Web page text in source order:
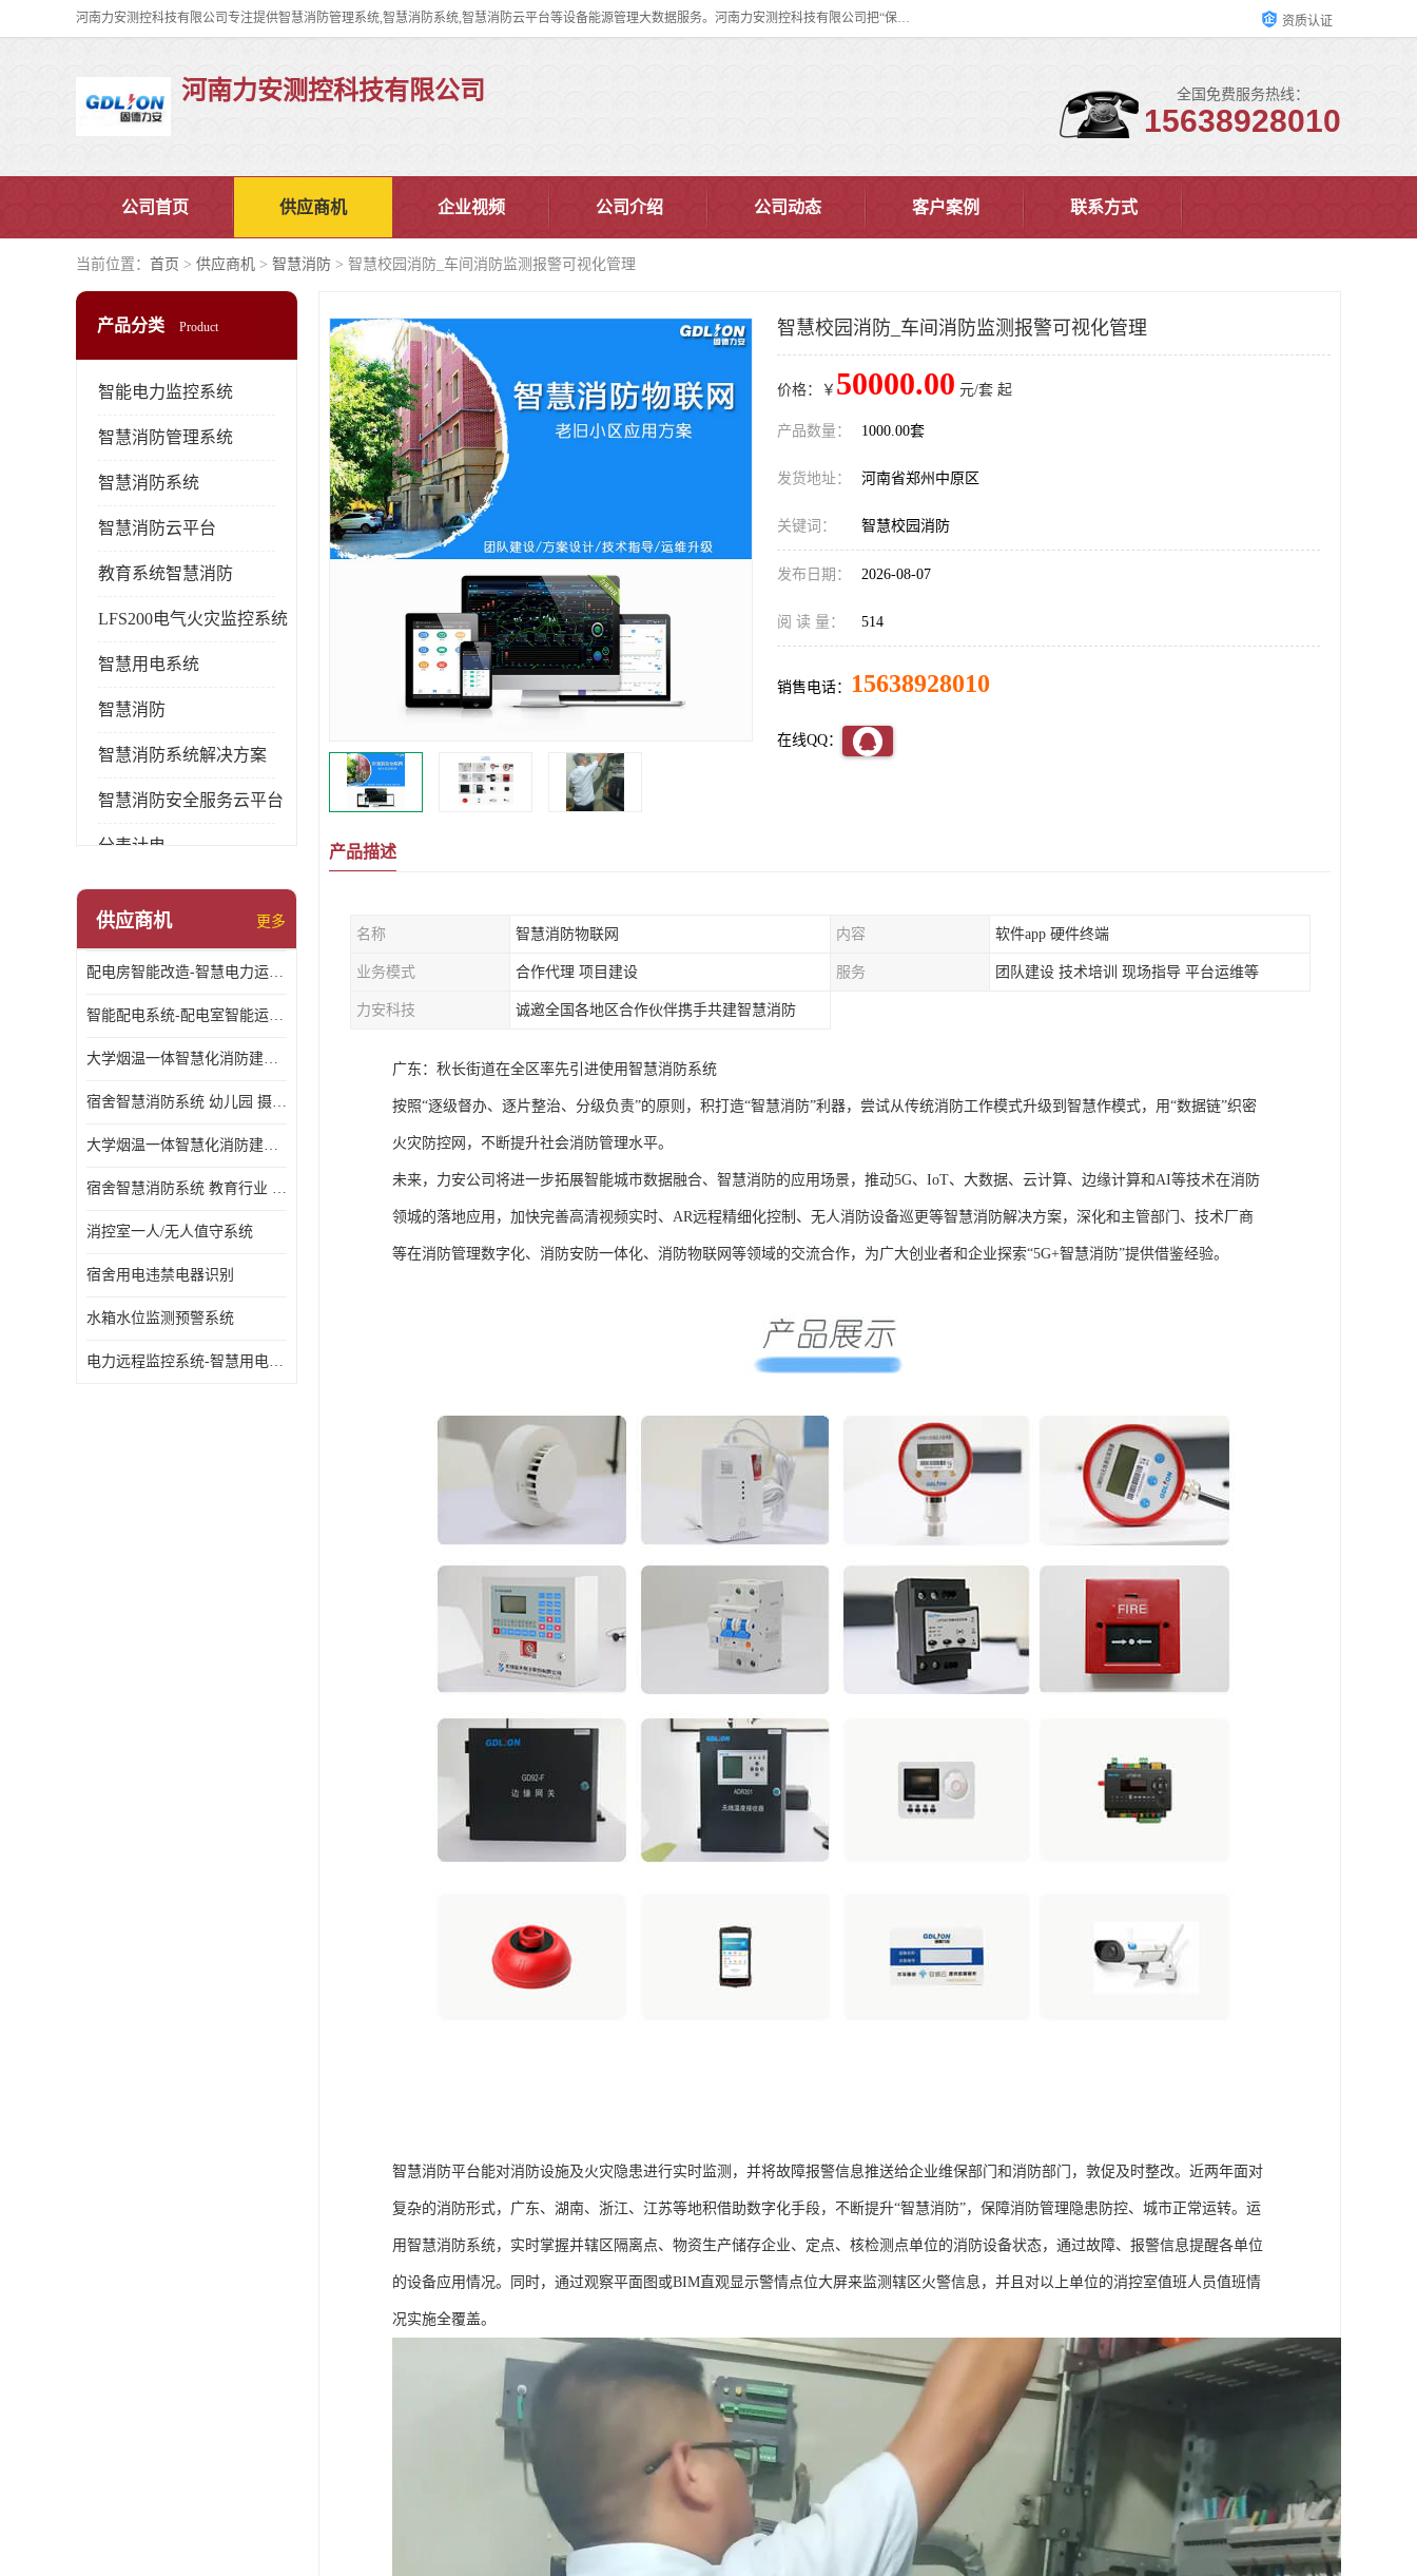
河南力安测控科技有限公司专注提供智慧消防管理系统,智慧消防系统,智慧消防云平台等设备能源管理大数据服务。河南力安测控科技有限公司把“保障设备运行安全可控,让设备管理变得简单”确定为力安的历史使命。 资质认证
河南力安测控科技有限公司 全国免费服务热线：
15638928010
公司首页 供应商机 企业视频 公司介绍 公司动态 客户案例 联系方式
当前位置： 首页 > 供应商机 > 智慧消防 > 智慧校园消防_车间消防监测报警可视化管理
产品分类 Product
智能电力监控系统
智慧消防管理系统
智慧消防系统
智慧消防云平台
教育系统智慧消防
LFS200电气火灾监控系统
智慧用电系统
智慧消防
智慧消防系统解决方案
智慧消防安全服务云平台
分表计电
环保用电监管系统
供应商机 更多
配电房智能改造-智慧电力运维云平台
智能配电系统-配电室智能运维监控系统-智能化配电系统平台厂家
大学烟温一体智慧化消防建设 大学校园 消防数字化
宿舍智慧消防系统 幼儿园 摄像头升级
大学烟温一体智慧化消防建设 培训机构 数字化
宿舍智慧消防系统 教育行业 摄像头升级
消控室一人/无人值守系统
宿舍用电违禁电器识别
水箱水位监测预警系统
电力远程监控系统-智慧用电安全监控管理系统
智慧校园消防_车间消防监测报警可视化管理
价格：￥ 50000.00 元/套 起
产品数量： 1000.00套
发货地址： 河南省郑州中原区
关键词： 智慧校园消防
发布日期： 2026-08-07
阅 读 量： 514
销售电话： 15638928010
在线QQ：
产品描述
名称 智慧消防物联网 内容 软件app 硬件终端
业务模式 合作代理 项目建设 服务 团队建设 技术培训 现场指导 平台运维等
力安科技 诚邀全国各地区合作伙伴携手共建智慧消防
广东：秋长街道在全区率先引进使用智慧消防系统
按照“逐级督办、逐片整治、分级负责”的原则，积打造“智慧消防”利器，尝试从传统消防工作模式升级到智慧作模式，用“数据链”织密
火灾防控网，不断提升社会消防管理水平。
未来，力安公司将进一步拓展智能城市数据融合、智慧消防的应用场景，推动5G、IoT、大数据、云计算、边缘计算和AI等技术在消防
领城的落地应用，加快完善高清视频实时、AR远程精细化控制、无人消防设备巡更等智慧消防解决方案，深化和主管部门、技术厂商
等在消防管理数字化、消防安防一体化、消防物联网等领域的交流合作，为广大创业者和企业探索“5G+智慧消防”提供借鉴经验。
智慧消防平台能对消防设施及火灾隐患进行实时监测，并将故障报警信息推送给企业维保部门和消防部门，敦促及时整改。近两年面对
复杂的消防形式，广东、湖南、浙江、江苏等地积借助数字化手段，不断提升“智慧消防”，保障消防管理隐患防控、城市正常运转。运
用智慧消防系统，实时掌握并辖区隔离点、物资生产储存企业、定点、核检测点单位的消防设备状态，通过故障、报警信息提醒各单位
的设备应用情况。同时，通过观察平面图或BIM直观显示警情点位大屏来监测辖区火警信息，并且对以上单位的消控室值班人员值班情
况实施全覆盖。